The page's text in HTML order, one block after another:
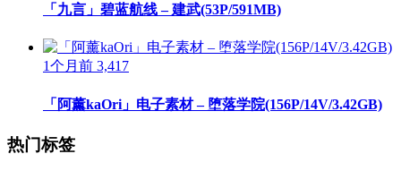
「九言」碧蓝航线 – 建武(53P/591MB)
1个月前 3,417
「阿薰kaOri」电子素材 – 堕落学院(156P/14V/3.42GB)
热门标签